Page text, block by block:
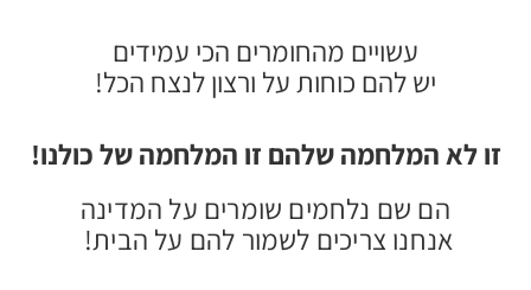
עשויים מהחומרים הכי עמידים
יש להם כוחות על ורצון לנצח הכל!
לא המלחמה שלהם זו המלחמה של כולנו!
הם שם נלחמים שומרים על המדינה
אנחנו צריכים לשמור להם על הבית!